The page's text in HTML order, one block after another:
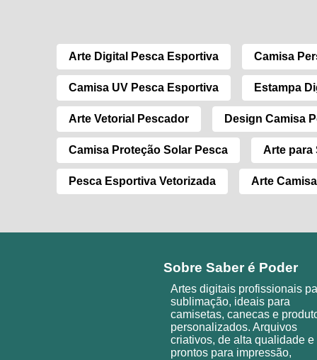
Arte Digital Pesca Esportiva Camisa
Camisa UV Pesca Esportiva Estampa
Arte Vetorial Pescador Design Camisa
Camisa Proteção Solar Pesca Arte para
Pesca Esportiva Vetorizada Arte
Sobre Saber é Poder
Artes digitais profissionais
sublimação, ideais para
camisetas, canecas e
personalizados. Arquivos
criativos, de alta qualidade e
prontos para impressão,